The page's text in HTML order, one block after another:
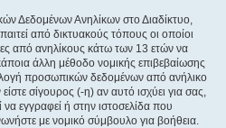
Δεδομένων Ανηλίκων στο Διαδίκτυο,
από δικτυακούς τόπους οι οποίοι
από ανηλίκους κάτω των 13 ετών να
άλλη μέθοδο νομικής επιβεβαίωσης
προσωπικών δεδομένων από ανήλικο
σίγουρος (-η) αν αυτό ισχύει για σας,
εγγραφεί ή στην ιστοσελίδα που
με νομικό σύμβουλο για βοήθεια.